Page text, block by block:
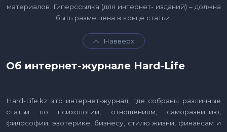
материалов. Гиперссылка (для интернет- изданий) – должна
быть размещена в конце статьи.
Навверх
Об интернет-журнале Hard-Life
Hard-Life.kz это интернет-журнал, где собраны различные
статьи по психологии, отношениям, саморазвитию,
философии, эзотерике, бизнесу, стилю жизни, финансам и